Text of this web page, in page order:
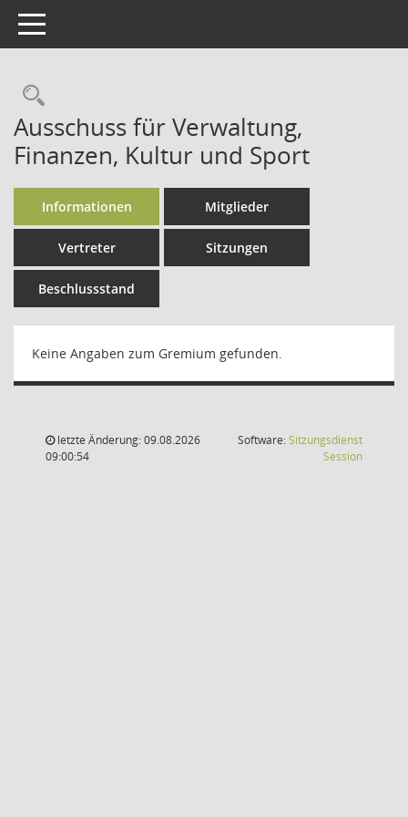
Toggle navigation
Rechercheauswahl
Ausschuss für Verwaltung,
Finanzen, Kultur und Sport
Informationen Mitglieder
Vertreter Sitzungen
Beschlussstand
Keine Angaben zum Gremium gefunden.
letzte Änderung: 09.08.2026
09:00:54
Software:Sitzungsdienst
Session(Wird in